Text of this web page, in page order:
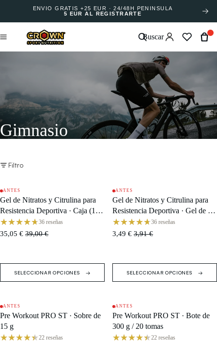
ENVÍO GRATIS +25 EUR · 24/48H PENÍNSULA
5 EUR AL REGISTRARTE
Buscar
Gimnasio
Filtro
OFERTA
ANTES
Gel de Nitratos y Citrulina para
Resistencia Deportiva · Caja (10
monodosis) 36 reseñas
35,05 € 39,00 €
SELECCIONAR OPCIONES
OFERTA
ANTES
Gel de Nitratos y Citrulina para
Resistencia Deportiva · Gel de 32
g
36 reseñas
3,49 € 3,91 €
SELECCIONAR OPCIONES
OFERTA
ANTES
Pre Workout PRO ST · Sobre de
15 g
22 reseñas
OFERTA
ANTES
Pre Workout PRO ST · Bote de
300 g / 20 tomas
22 reseñas